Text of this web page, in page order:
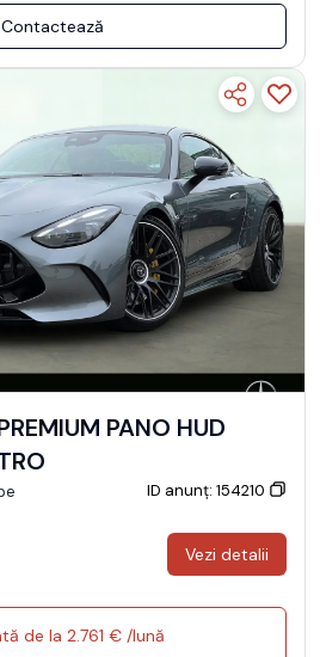
Contactează
ID anunț: 154210
Vezi detalii
de la 2.761 € /lună